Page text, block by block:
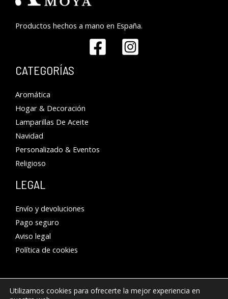
Productos hechos a mano en España.
CATEGORÍAS
Aromática
Hogar & Decoración
Lamparillas De Aceite
Navidad
Personalizado & Eventos
Religioso
LEGAL
Envío y devoluciones
Pago seguro
Aviso legal
Política de cookies
Utilizamos cookies para ofrecerte la mejor experiencia en